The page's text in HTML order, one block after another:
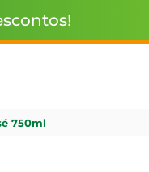
750ml